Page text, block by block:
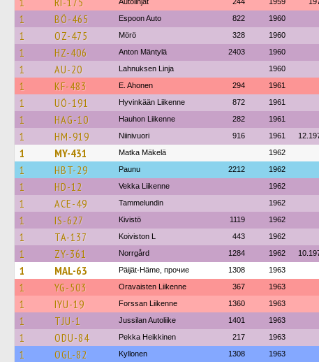
1 BÖ-465 Espoon Auto 822 1960
1 OZ-475 Mörö 328 1960
1 HZ-406 Anton Mäntylä 2403 1960
1 AU-20 Lahnuksen Linja 1960
1 KF-483 E. Ahonen 294 1961
1 UÖ-191 Hyvinkään Liikenne 872 1961
1 HAG-10 Hauhon Liikenne 282 1961
1 HM-919 Niinivuori 916 1961
1 MY-431 Matka Mäkelä 1962
1 HBT-29 Paunu 2212 1962
1 HD-12 Vekka Liikenne 1962
1 ACE-49 Tammelundin 1962
1 IS-627 Kivistö 1119 1962
1 TA-137 Koiviston L 443 1962
1 ZY-361 Norrgård 1284 1962
1 MAL-63 Päijät-Häme, прочие 1308 1963
1 YG-503 Oravaisten Liikenne 367 1963
1 IYU-19 Forssan Liikenne 1360 1963
1 TJU-1 Jussilan Autoliike 1401 1963
1 ODU-84 Pekka Heikkinen 217 1963
1 OGL-82 Kyllonen 1308 1963